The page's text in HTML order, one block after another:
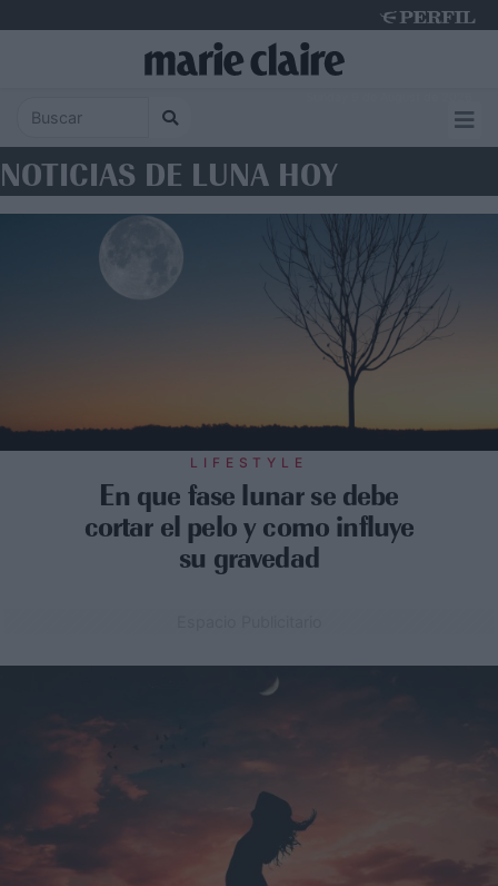
NOTICIAS DE LUNA HOY
LIFESTYLE
En que fase lunar se debe
cortar el pelo y como influye
su gravedad